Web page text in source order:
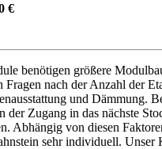
€
benötigen größere
Fragen nach der Anzahl der
und Dämmung.
der Zugang in das nächste
Abhängig von diesen
sehr individuell. Unser